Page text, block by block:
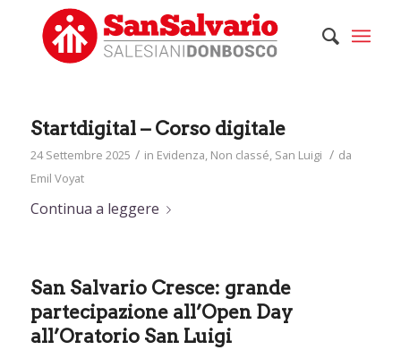
Startdigital – Corso digitale
24 Settembre 2025 / in Evidenza, Non classé, San Luigi / da
Emil Voyat
Continua a leggere
San Salvario Cresce: grande
partecipazione all’Open Day
all’Oratorio San Luigi